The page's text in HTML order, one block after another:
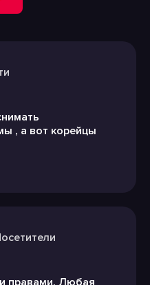
, а вот корейцы